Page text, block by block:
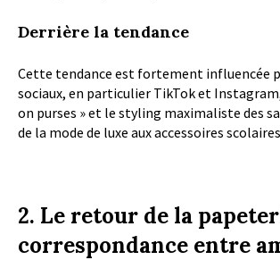
Derrière la tendance
Cette tendance est fortement influencée
sociaux, en particulier TikTok et
on purses » et le styling maximaliste des
de la mode de luxe aux accessoires
2. Le retour de la
correspondance entre